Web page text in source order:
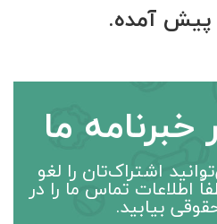
پیش آمده.
ما
اشتراک‌تان را لغو
اطلاعات تماس ما را در
بیابید.